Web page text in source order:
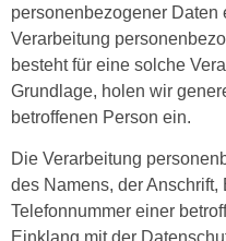
personenbezogener Daten
Verarbeitung
besteht für eine solche
Grundlage, holen wir
betroffenen Person ein.
Die Verarbeitung
des Namens, der
Telefonnummer einer
Einklang mit der